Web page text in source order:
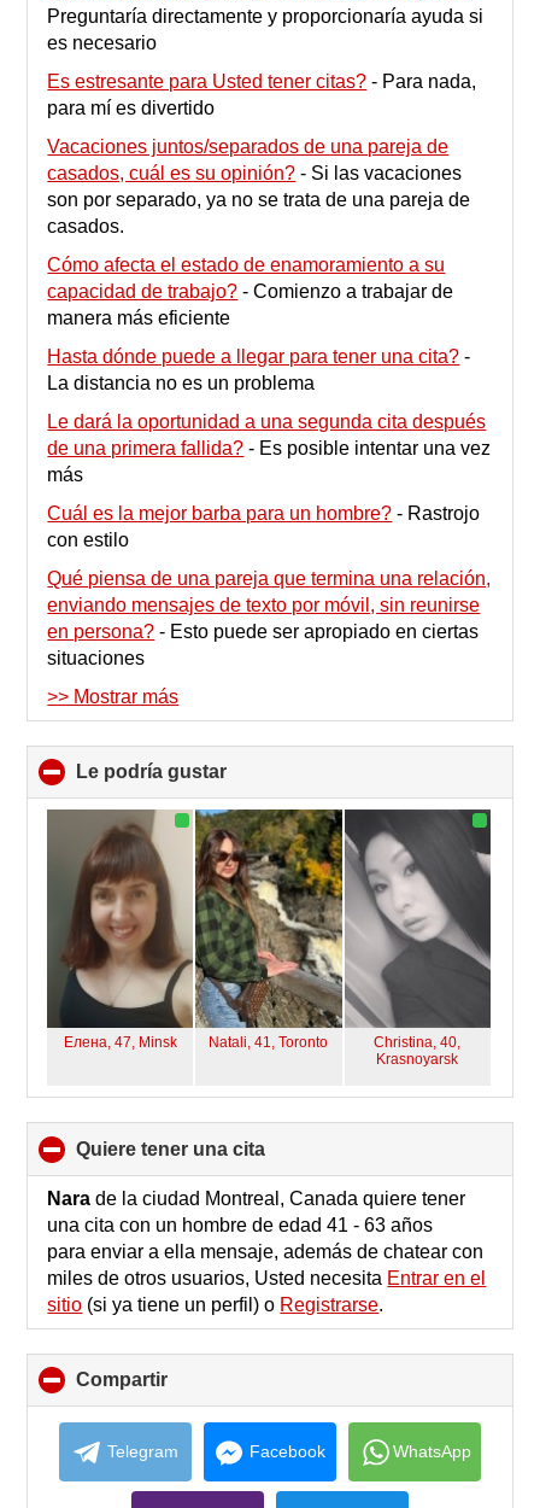
Preguntaría directamente y proporcionaría ayuda si
es necesario
Es estresante para Usted tener citas? - Para nada,
para mí es divertido
Vacaciones juntos/separados de una pareja de
casados, cuál es su opinión? - Si las vacaciones
son por separado, ya no se trata de una pareja de
casados.
Cómo afecta el estado de enamoramiento a su
capacidad de trabajo? -Comienzo a trabajar de
manera más eficiente
Hasta dónde puede a llegar para tener una cita? -
La distancia no es un problema
Le dará la oportunidad a una segunda cita después
de una primera fallida? - Es posible intentar una vez
más
Cuál es la mejor barba para un hombre? - Rastrojo
con estilo
Qué piensa de una pareja que termina una relación,
enviando mensajes de texto por móvil, sin reunirse
en persona? - Esto puede ser apropiado en ciertas
situaciones
>> Mostrar más
Le podría gustar
to
collapse
contents
Елена, 47, Minsk Natali, 41,Toronto
Christina, 40,
Krasnoyarsk
quiere tener una cita
to
collapse
contents
Nara de la ciudad Montreal, Canada quiere tener
una cita con un hombre de edad 41 - 63 años
para enviar a ella mensaje, además de chatear con
miles de otros usuarios, Usted necesita Entrar en el
sitio (si ya tiene un perfil) o Registrarse.
Compartir
to
collapse
contents
Telegram Facebook WhatsApp